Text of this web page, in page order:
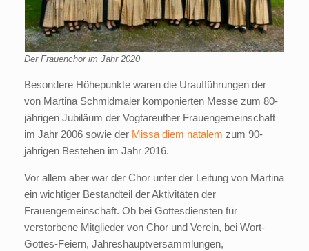
Der Frauenchor im Jahr 2020
Besondere Höhepunkte waren die Uraufführungen der
von Martina Schmidmaier komponierten Messe zum 80-
jährigen Jubiläum der Vogtareuther Frauengemeinschaft
im Jahr 2006 sowie der Missa diem natalem zum 90-
jährigen Bestehen im Jahr 2016.
Vor allem aber war der Chor unter der Leitung von Martina
ein wichtiger Bestandteil der Aktivitäten der
Frauengemeinschaft. Ob bei Gottesdiensten für
verstorbene Mitglieder von Chor und Verein, bei Wort-
Gottes-Feiern, Jahreshauptversammlungen,